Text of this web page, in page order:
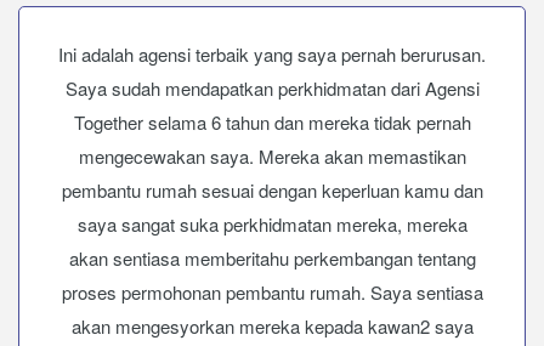
Ini adalah agensi terbaik yang saya pernah berurusan.
Saya sudah mendapatkan perkhidmatan dari Agensi
Together selama 6 tahun dan mereka tidak pernah
mengecewakan saya. Mereka akan memastikan
pembantu rumah sesuai dengan keperluan kamu dan
saya sangat suka perkhidmatan mereka, mereka
akan sentiasa memberitahu perkembangan tentang
proses permohonan pembantu rumah. Saya sentiasa
akan mengesyorkan mereka kepada kawan2 saya